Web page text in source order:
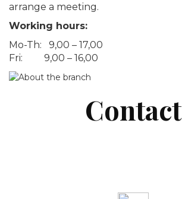
arrange a meeting.
Working hours:
Mo-Th: 9,00 – 17,00
Fri: 9,00 – 16,00
Contact